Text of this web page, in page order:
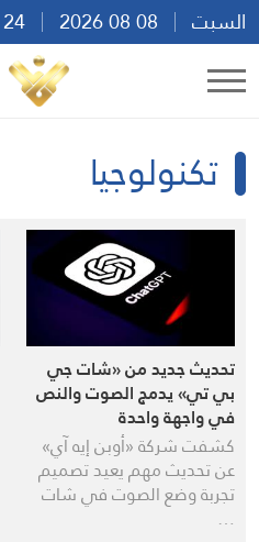
السبت
17:01
تكنولوجيا
تحديث جديد من «شات جي
بي تي» يدمج الصوت والنص
في واجهة واحدة
كشفت شركة «أوبن إيه آي»
عن تحديث مهم يعيد تصميم
تجربة وضع الصوت في شات
…